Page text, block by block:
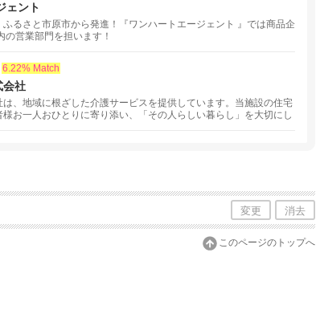
ェント
るさと市原市から発進！『ワンハートエージェント 』では商品企
営業部門を担います！
6.22% Match
会社
、地域に根ざした介護サービスを提供しています。当施設の住宅
お一人おひとりに寄り添い、「その人らしい暮らし」を大切にし
変更 消去
このページのトップへ